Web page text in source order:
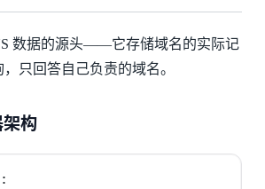
数据的源头——它存储域名的实际记
只回答自己负责的域名。
架构